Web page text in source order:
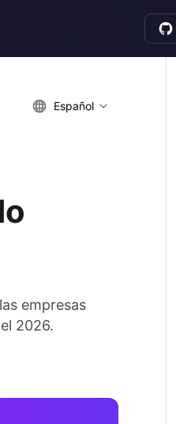
Español
empresas
2026.